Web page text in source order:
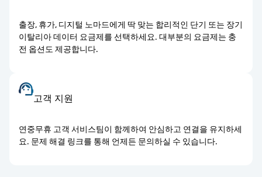
출장, 휴가, 디지털 노마드에게 딱 맞는 합리적인 단기 또는 장기
이탈리아 데이터 요금제를 선택하세요. 대부분의 요금제는 충
전 옵션도 제공합니다.
고객 지원
연중무휴 고객 서비스팀이 함께하여 안심하고 연결을 유지하세
요. 문제 해결 링크를 통해 언제든 문의하실 수 있습니다.